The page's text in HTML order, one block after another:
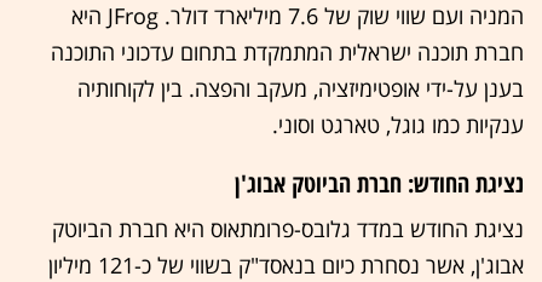
המניה ועם שווי שוק של 7.6 מיליארד דולר. JFrog היא
חברת תוכנה ישראלית המתמקדת בתחום עדכוני התוכנה
בענן על-ידי אופטימיזציה, מעקב והפצה. בין לקוחותיה
ענקיות כמו גוגל, טארגט וסוני.
נציגת החודש: חברת הביוטק אבוג'ן
נציגת החודש במדד גלובס-פרומתאוס היא חברת הביוטק
אבוג'ן, אשר נסחרת כיום בנאסד"ק בשווי של כ-121 מיליון